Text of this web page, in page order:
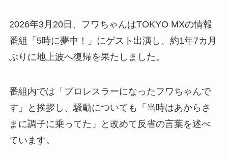
2026年3月20日、フワちゃんはTOKYO MXの情報
番組「5時に夢中！」にゲスト出演し、約1年7カ月
ぶりに地上波へ復帰を果たしました。
番組内では「プロレスラーになったフワちゃんで
す」と挨拶し、騒動についても「当時はあからさ
まに調子に乗ってた」と改めて反省の言葉を述べ
ています。